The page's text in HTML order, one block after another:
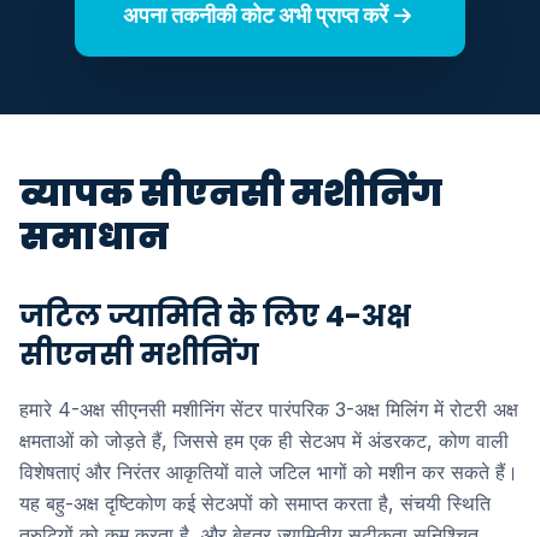
अपना तकनीकी कोट अभी प्राप्त करें
व्यापक सीएनसी मशीनिंग
समाधान
जटिल ज्यामिति के लिए 4-अक्ष
सीएनसी मशीनिंग
हमारे 4-अक्ष सीएनसी मशीनिंग सेंटर पारंपरिक 3-अक्ष मिलिंग में रोटरी अक्ष
क्षमताओं को जोड़ते हैं, जिससे हम एक ही सेटअप में अंडरकट, कोण वाली
विशेषताएं और निरंतर आकृतियों वाले जटिल भागों को मशीन कर सकते हैं।
यह बहु-अक्ष दृष्टिकोण कई सेटअपों को समाप्त करता है, संचयी स्थिति